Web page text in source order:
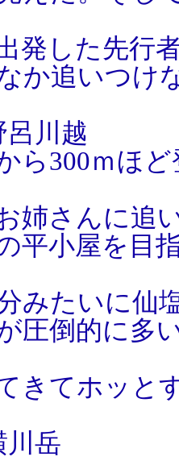
発した先行
か追いつけ
呂川越
ら300ｍほ
姉さんに追
平小屋を目
みたいに仙
圧倒的に多
きてホッと
岳